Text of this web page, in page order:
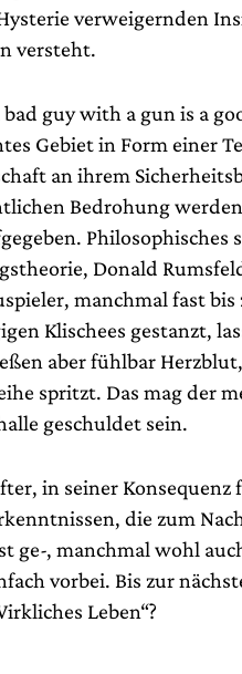
verweigernden
versteht.
guy with a gun is a
Gebiet in Form einer
an ihrem
Bedrohung
Philosophisches
Donald
manchmal fast bis
Klischees gestanzt,
aber fühlbar
spritzt. Das mag der
geschuldet sein.
in seiner Konsequenz
die zum
ge-, manchmal wohl
vorbei. Bis zur
Leben“?